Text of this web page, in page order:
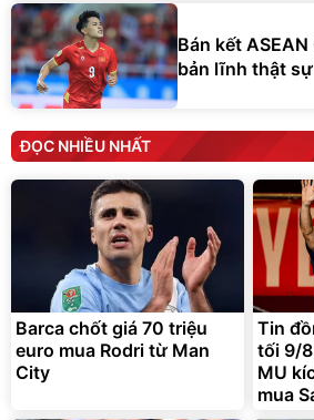
Bán kết
bản lĩnh thật
ĐỌC NHIỀU NHẤT
Barca chốt giá 70 triệu
euro mua Rodri từ Man
City
Tin
tối 9/
MU
mua